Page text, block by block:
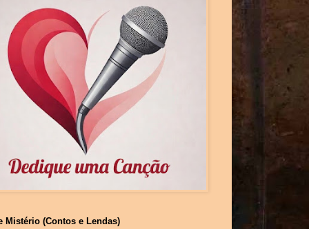
Mistério (Contos e Lendas)